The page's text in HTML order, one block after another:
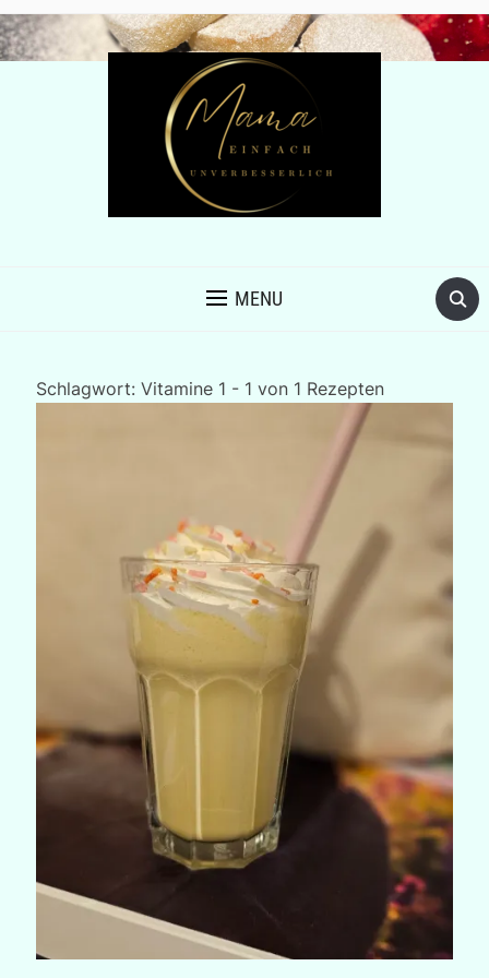
MENU
Schlagwort: Vitamine 1 - 1 von 1 Rezepten